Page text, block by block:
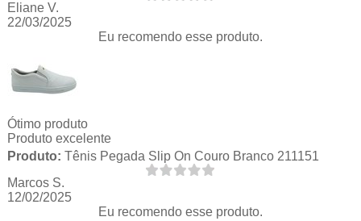
Eliane V.
22/03/2025
Eu recomendo esse produto.
Ótimo produto
Produto excelente
Produto: Tênis Pegada Slip On Couro Branco 211151
Marcos S.
12/02/2025
Eu recomendo esse produto.